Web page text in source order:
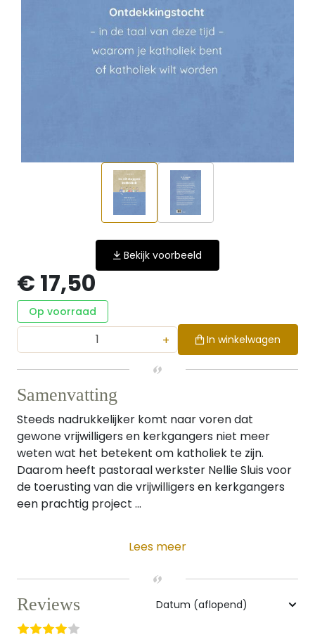
Bekijk voorbeeld
€ 17,50
Op voorraad
+ In winkelwagen
Samenvatting
Steeds nadrukkelijker komt naar voren dat
gewone vrijwilligers en kerkgangers niet meer
weten wat het betekent om katholiek te zijn.
Daarom heeft pastoraal werkster Nellie Sluis voor
de toerusting van die vrijwilligers en kerkgangers
een prachtig project ...
Lees meer
Reviews